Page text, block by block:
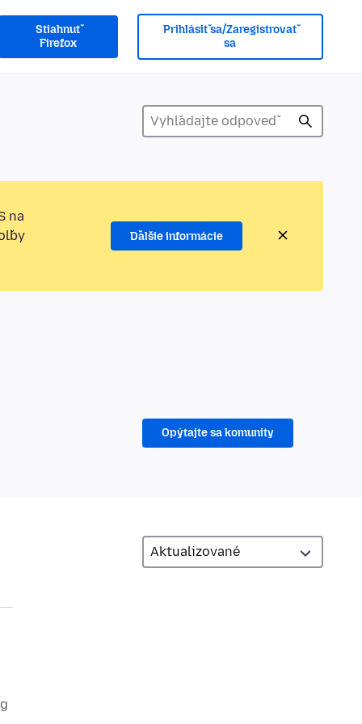
Stiahnuť
Firefox
Prihlásiť sa/Zaregistrovať
sa
na
Ďalšie informácie
Opýtajte sa komunity